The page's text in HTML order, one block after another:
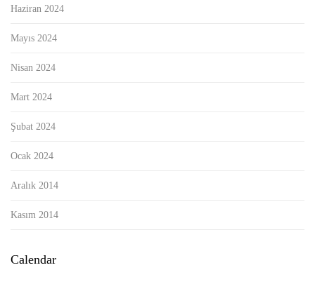
Haziran 2024
Mayıs 2024
Nisan 2024
Mart 2024
Şubat 2024
Ocak 2024
Aralık 2014
Kasım 2014
Calendar